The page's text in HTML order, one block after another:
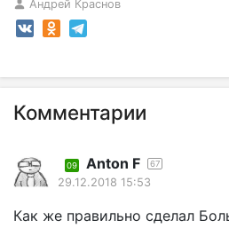
Андрей Краснов
Комментарии
09 Anton F 67
29.12.2018 15:53
Как же правильно сделал